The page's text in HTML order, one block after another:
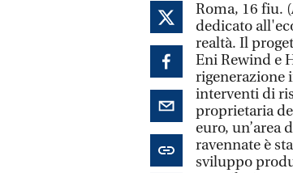
Roma, 16 fiu.
dedicato
realtà. Il
Eni Rewind e
rigenerazione
interventi di
proprietaria
euro, un’area
ravennate è
sviluppo